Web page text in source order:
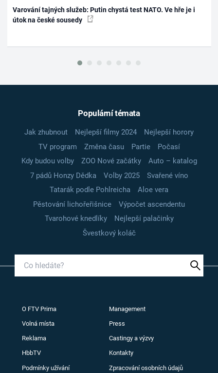
Varování tajných služeb: Putin chystá test NATO. Ve hře je i
útok na české sousedy
Populární témata
Jak zhubnout Nejlepší filmy 2024
Nejlepší horory
TV program
Změna času Partie
Počasí
Kdy budou volby
ZOO Nové začátky
Auto – katalog
7 pádů Honzy Dědka
Volby 2025
Svařené víno
Tatarák podle Pohlreicha
Aloe vera
Pěstování lichořeřišnice
Výpočet ascendentu
Tvarohové knedlíky
Nejlepší palačinky
Švestkový koláč
O FTV Prima Management
Volná místa Press
Reklama Castingy a výzvy
HbbTV Kontakty
Podmínky užívání Zpracování osobních údajů